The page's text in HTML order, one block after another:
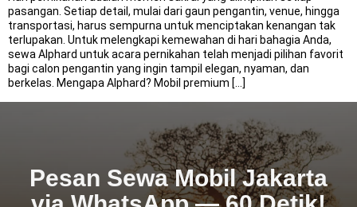
pasangan. Setiap detail, mulai dari gaun pengantin, venue, hingga
transportasi, harus sempurna untuk menciptakan kenangan tak
terlupakan. Untuk melengkapi kemewahan di hari bahagia Anda,
sewa Alphard untuk acara pernikahan telah menjadi pilihan favorit
bagi calon pengantin yang ingin tampil elegan, nyaman, dan
berkelas. Mengapa Alphard? Mobil premium […]
Pesan Sewa Mobil Jakarta